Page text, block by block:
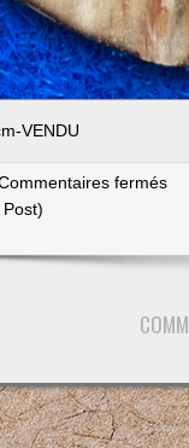
VENDU
fermés